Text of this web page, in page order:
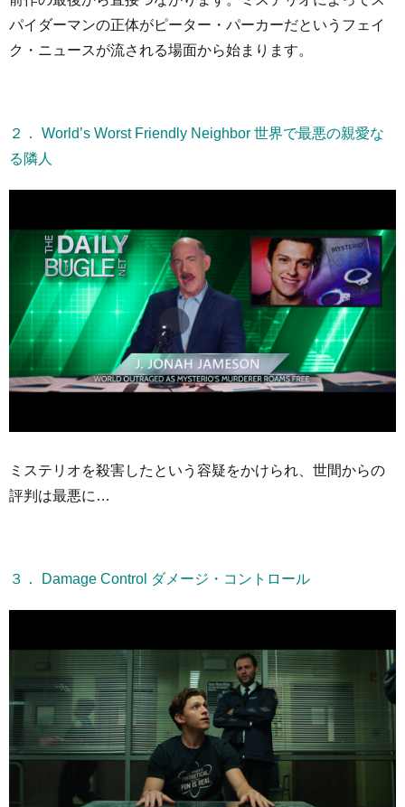
パイダーマンの正体がピーター・パーカーだというフェイ
ク・ニュースが流される場面から始まります。
２． World’s Worst Friendly Neighbor 世界で最悪の親愛な
る隣人
ミステリオを殺害したという容疑をかけられ、世間からの
評判は最悪に…
３． Damage Control ダメージ・コントロール